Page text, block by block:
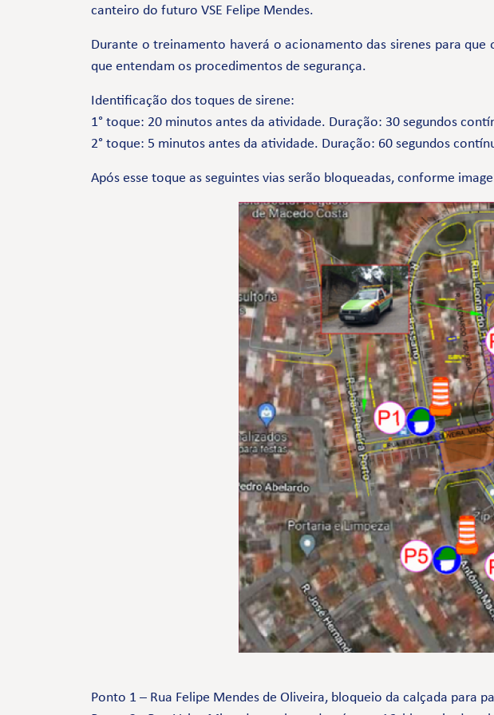
canteiro do futuro VSE Felipe Mendes.
Durante o treinamento haverá o acionamento das sirenes para
que entendam os procedimentos de segurança.
Identificação dos toques de sirene:
1° toque: 20 minutos antes da atividade. Duração: 30 segundos
2° toque: 5 minutos antes da atividade. Duração: 60 segundos
Após esse toque as seguintes vias serão bloqueadas, conforme
Ponto 1 – Rua Felipe Mendes de Oliveira, bloqueio da calçada para